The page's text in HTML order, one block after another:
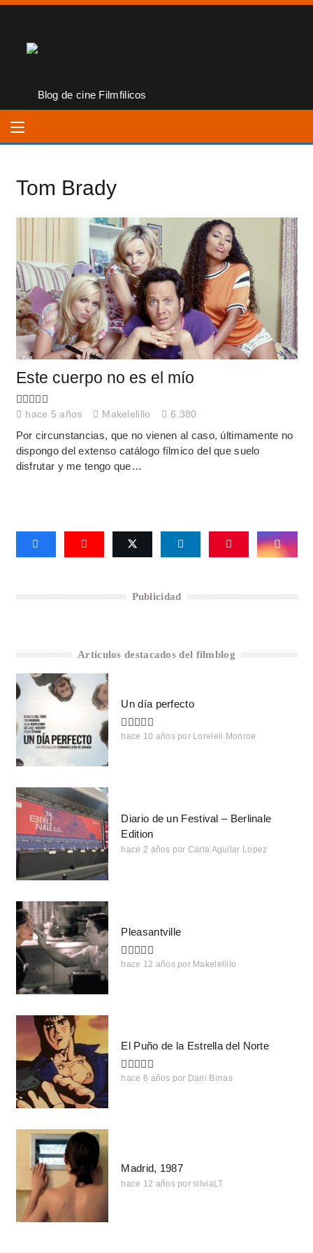
Tom Brady
Este cuerpo no es el mío
hace 5 años Makelelillo 6.380
Por circunstancias, que no vienen al caso, últimamente no
dispongo del extenso catálogo fílmico del que suelo
disfrutar y me tengo que…
Publicidad
Artículos destacados del filmblog
Un día perfecto
hace 10 años por Loreleii Monroe
Diario de un Festival – Berlinale
Edition
hace 2 años por Carla Aguilar Lopez
Pleasantville
hace 12 años por Makelelillo
El Puño de la Estrella del Norte
hace 6 años por Dani Birras
Madrid, 1987
hace 12 años por silviaLT